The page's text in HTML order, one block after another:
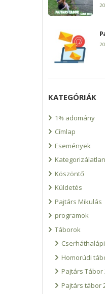
KATEGÓRIÁK
1% adomány
Címlap
Események
Kategorizálatlan
Köszöntő
Küldetés
Pajtárs Mikulás
programok
Táborok
Homorúdi
Pajtárs Tábor
Pajtárs tábor